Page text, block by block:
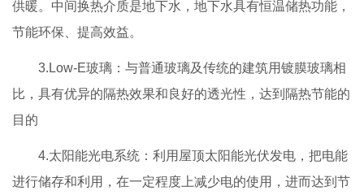
供暖。中间换热介质是地下水，地下水具有恒温储热功能，
节能环保、提高效益。
3.Low-E玻璃：与普通玻璃及传统的建筑用镀膜玻璃相
比，具有优异的隔热效果和良好的透光性，达到隔热节能的
目的
4.太阳能光电系统：利用屋顶太阳能光伏发电，把电能
进行储存和利用，在一定程度上减少电的使用，进而达到节